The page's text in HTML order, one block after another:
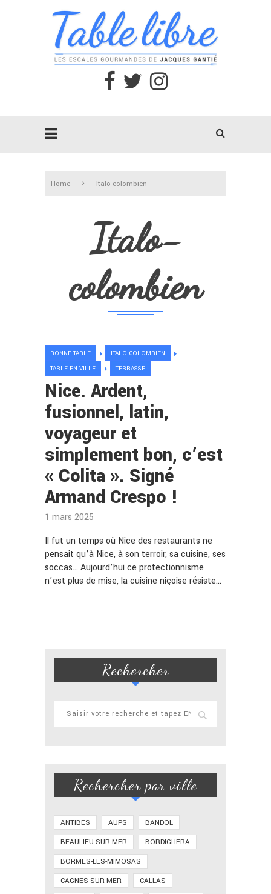
Home Italo-colombien
Italo-
colombien
BONNE TABLE
ITALO-COLOMBIEN
TABLE EN VILLE
TERRASSE
Nice. Ardent,
fusionnel, latin,
voyageur et
simplement bon, c’est
« Colita ». Signé
Armand Crespo !
1 mars 2025
Il fut un temps où Nice des restaurants ne
pensait qu’à Nice, à son terroir, sa cuisine, ses
soccas… Aujourd’hui ce protectionnisme
n’est plus de mise, la cuisine niçoise résiste…
Rechercher
Rechercher par ville
ANTIBES AUPS
BANDOL
BEAULIEU-SUR-MER
BORDIGHERA
BORMES-LES-MIMOSAS
CAGNES-SUR-MER
CALLAS